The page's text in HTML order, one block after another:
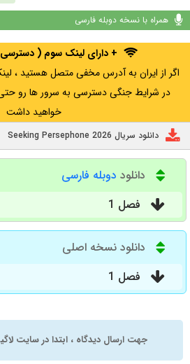
همراه با نسخه دوبله فارسی
+ دارای لینک سوم (
در شرایط جنگی دسترسی به سرور ها رو حتی
خواهید داشت
دانلود سریال Seeking Persephone 2026
دانلود دوبله فارسی
فصل 1
دانلود نسخه اصلی
فصل 1
جهت ارسال دیدگاه ، ابتدا در سایت